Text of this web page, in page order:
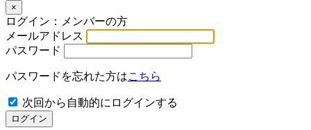
×
ログイン：メンバーの方
メールアドレス
パスワード
パスワードを忘れた方はこちら
次回から自動的にログインする